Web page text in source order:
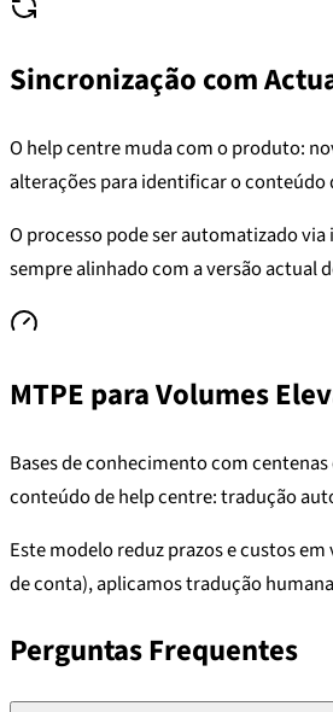
Sincronização com
O help centre muda com o produto:
alterações para identificar o conteúdo
O processo pode ser automatizado
sempre alinhado com a versão actual
MTPE para Volumes
Bases de conhecimento com
conteúdo de help centre: tradução
Este modelo reduz prazos e custos
de conta), aplicamos tradução
Perguntas Frequentes